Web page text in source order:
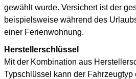
gewählt wurde. Versichert ist der
beispielsweise während des
einer Ferienwohnung.
Herstellerschlüssel
Mit der Kombination aus
Typschlüssel kann der Fahrzeugtyp